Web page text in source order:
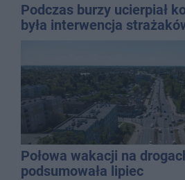
Podczas burzy ucierpiał
była interwencja
Połowa wakacji na
podsumowała lipiec